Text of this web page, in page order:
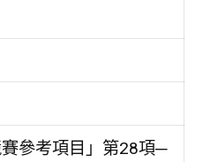
參考項目」第28項─